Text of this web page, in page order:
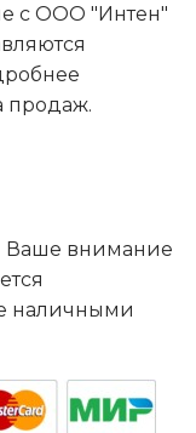
с ООО "Интен"
продаж.
Ваше внимание
наличными